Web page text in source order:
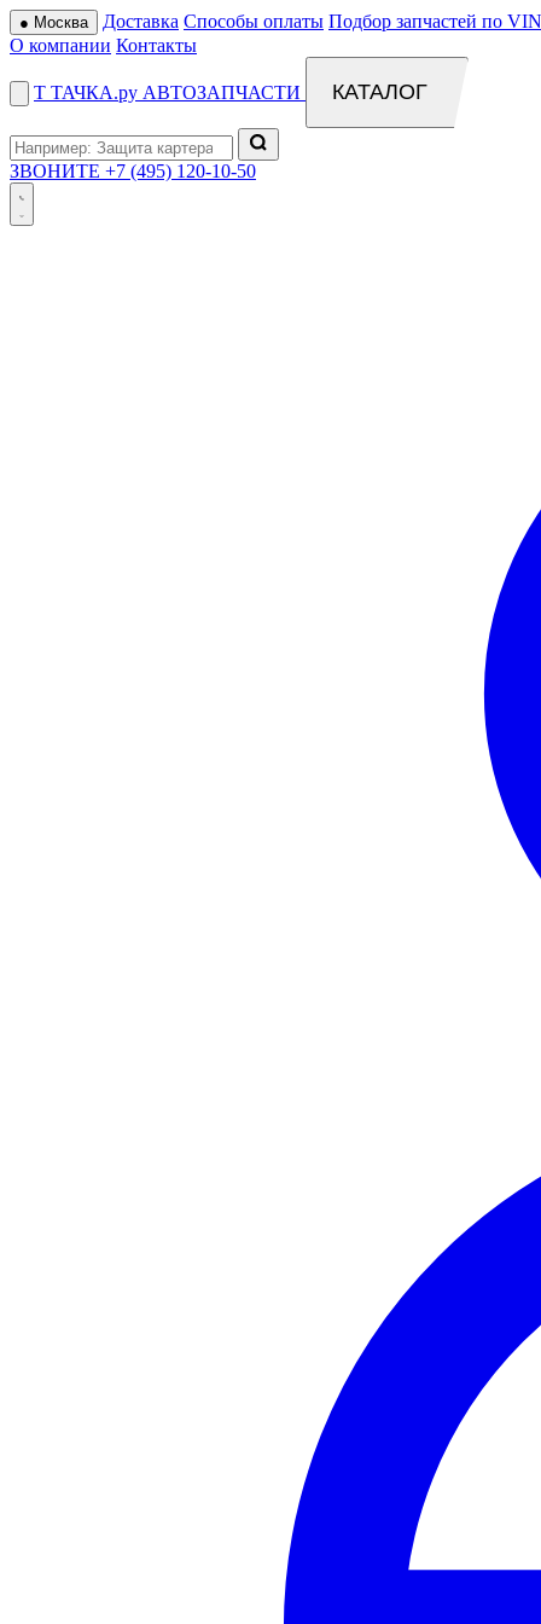
● Москва Доставка Способы оплаты Подбор запчастей по
О компании Контакты
Т ТАЧКА.ру АВТОЗАПЧАСТИ КАТАЛОГ
ЗВОНИТЕ +7 (495) 120-10-50